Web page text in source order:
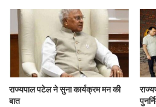
राज्यपाल पटेल ने सुना कार्यक्रम मन की
बात